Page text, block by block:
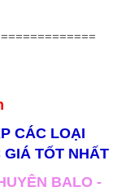
CÁC LOẠI
TỐT NHẤT
BALO -